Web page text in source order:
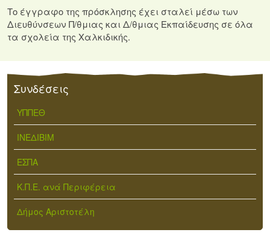
Το έγγραφο της πρόσκλησης έχει σταλεί μέσω των
Διευθύνσεων Π/θμιας και Δ/θμιας Εκπαίδευσης σε όλα
τα σχολεία της Χαλκιδικής.
Συνδέσεις
ΥΠΠΕΘ
ΙΝΕΔΙΒΙΜ
ΕΣΠΑ
Κ.Π.Ε. ανά Περιφέρεια
Δήμος Αριστοτέλη